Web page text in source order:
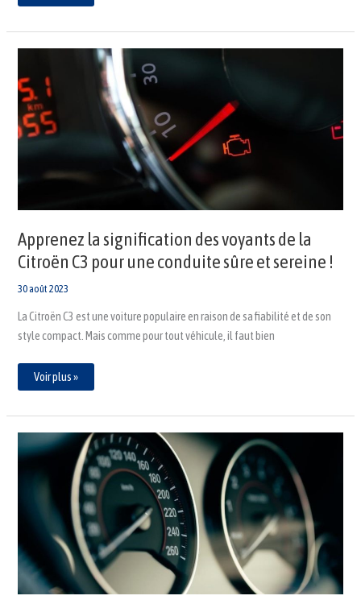
Apprenez la signification des voyants de la
Citroën C3 pour une conduite sûre et sereine !
30 août 2023
La Citroën C3 est une voiture populaire en raison de sa fiabilité et de son
style compact. Mais comme pour tout véhicule, il faut bien
Apprenez
signification
des
voyants
de
la
Citroën
pour
conduite
sereine
Voir plus »
Guide
pour
comprendre
signification
voyants
Volkswagen